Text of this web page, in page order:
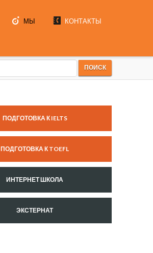
МЫ КОНТАКТЫ
ПОДГОТОВКА К IELTS
ПОДГОТОВКА К TOEFL
ИНТЕРНЕТ ШКОЛА
ЭКСТЕРНАТ